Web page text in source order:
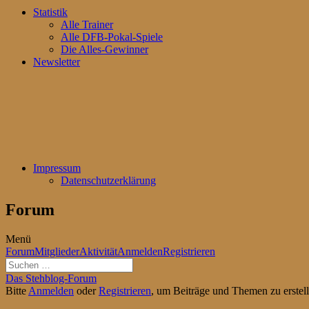
Statistik
Alle Trainer
Alle DFB-Pokal-Spiele
Die Alles-Gewinner
Newsletter
Impressum
Datenschutzerklärung
Forum
Menü
Forum-
Navigation
ForumMitgliederAktivitätAnmeldenRegistrieren
Forum-
Breadcrumbs
Das Stehblog-Forum
Bitte Anmelden oderRegistrieren, um Beiträge und Themen zu